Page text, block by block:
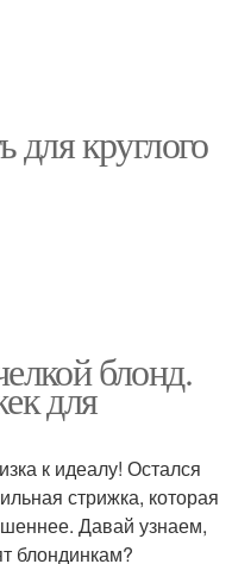
для круглого
блонд.
для
к идеалу! Остался
стрижка, которая
Давай узнаем,
блондинкам?